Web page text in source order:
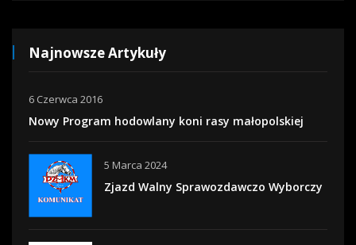
Najnowsze Artykuły
6 Czerwca 2016
Nowy Program hodowlany koni rasy małopolskiej
5 Marca 2024
Zjazd Walny Sprawozdawczo Wyborczy